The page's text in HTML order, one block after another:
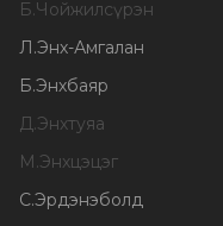
Б.Чойжилсүрэн
Л.Энх-Амгалан
Б.Энхбаяр
Д.Энхтуяа
М.Энхцэцэг
С.Эрдэнэболд